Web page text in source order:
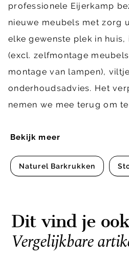
Bekijk meer
Naturel Barkrukken
professionele Eijerkamp
nieuwe meubels met zorg
elke gewenste plek in
(excl. zelfmontage
montage van lampen),
onderhoudsadvies. Het
nemen we mee terug om
Dit vind je
Vergelijkbare